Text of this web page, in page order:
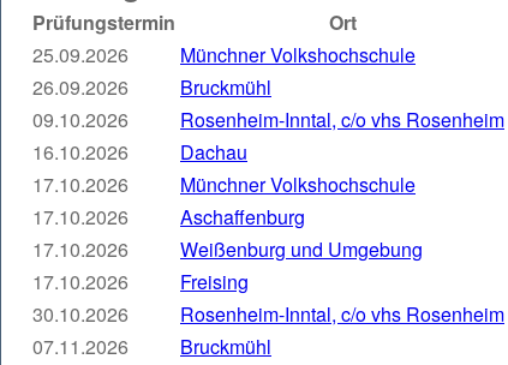
Prüfungstermin Ort
25.09.2026
Münchner Volkshochschule
26.09.2026
Bruckmühl
09.10.2026
Rosenheim-Inntal, c/o vhs Rosenheim
16.10.2026
Dachau
17.10.2026
Münchner Volkshochschule
17.10.2026
Aschaffenburg
17.10.2026
Weißenburg und Umgebung
17.10.2026
Freising
30.10.2026
Rosenheim-Inntal, c/o vhs Rosenheim
07.11.2026
Bruckmühl